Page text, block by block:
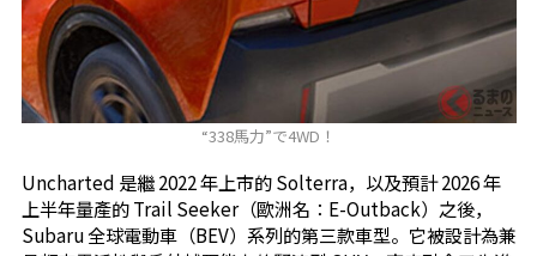
“338馬力”で4WD！
Uncharted 是繼 2022 年上市的 Solterra，以及預計 2026 年
上半年量產的 Trail Seeker（歐洲名：E-Outback）之後，
Subaru 全球電動車（BEV）系列的第三款車型。它被設計為兼